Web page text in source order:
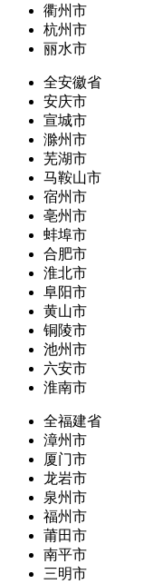
衢州市
杭州市
丽水市
全安徽省
安庆市
宣城市
滁州市
芜湖市
马鞍山市
宿州市
亳州市
蚌埠市
合肥市
淮北市
阜阳市
黄山市
铜陵市
池州市
六安市
淮南市
全福建省
漳州市
厦门市
龙岩市
泉州市
福州市
莆田市
南平市
三明市